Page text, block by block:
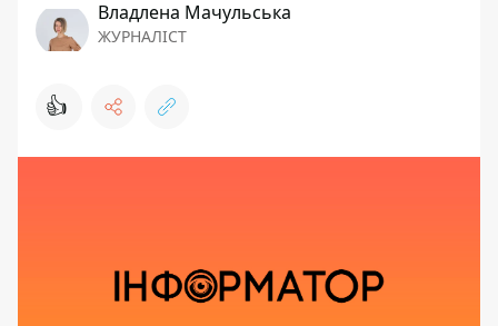
Владлена Мачульська
ЖУРНАЛІСТ
👍